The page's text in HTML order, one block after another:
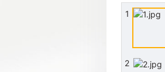
1
2